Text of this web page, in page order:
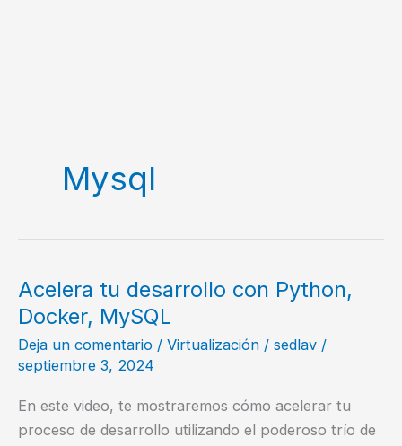
Mysql
Acelera tu desarrollo con Python,
Docker, MySQL
Deja un comentario / Virtualización / sedlav /
septiembre 3, 2024
En este video, te mostraremos cómo acelerar tu
proceso de desarrollo utilizando el poderoso trío de